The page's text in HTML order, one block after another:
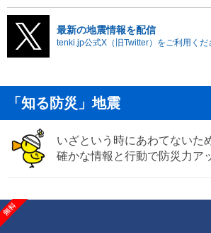
最新の地震情報を配信
tenki.jp公式X（旧Twitter）をご利用くだ
「知る防災」地震
いざという時にあわてないた
確かな情報と行動で防災力ア